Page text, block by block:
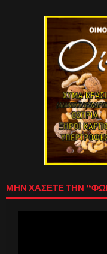
ΜΗΝ ΧΑΣΕΤΕ ΤΗΝ